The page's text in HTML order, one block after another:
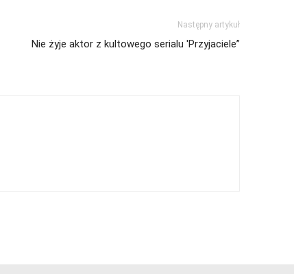
Następny artykuł
Nie żyje aktor z kultowego serialu 'Przyjaciele”